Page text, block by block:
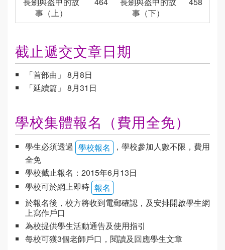
事（上）
事（下）
截止遞交文章日期
「首部曲」 8月8日
「延續篇」 8月31日
學校集體報名（費用全免）
學生必須透過 學校報名
，學校參加人數不限，費用
全免
學校截止報名：2015年6月13日
學校可於網上即時 報名
於報名後，校方將收到電郵確認，及安排開啟學生網
上寫作戶口
為校提供學生活動通告及使用指引
每校可獲3個老師戶口，閱讀及回應學生文章